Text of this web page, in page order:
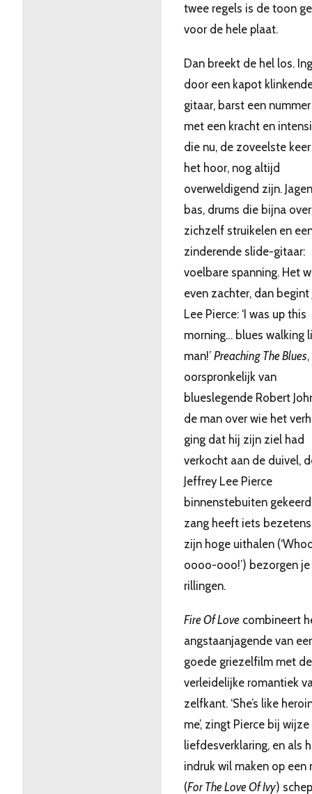
twee regels is de toon
voor de hele plaat.
Dan breekt de hel los.
door een kapot
gitaar, barst een
met een kracht en
die nu, de zoveelste
het hoor, nog altijd
overweldigend zijn.
bas, drums die bijna over
zichzelf struikelen en
zinderende slide-gitaar:
voelbare spanning. Het
even zachter, dan begint
Lee Pierce: ‘I was up this
morning… blues walking
man!’ Preaching The Blues,
oorspronkelijk van
blueslegende Robert
de man over wie het
ging dat hij zijn ziel had
verkocht aan de duivel,
Jeffrey Lee Pierce
binnenstebuiten
zang heeft iets
zijn hoge uithalen
oooo-ooo!’) bezorgen je
rillingen.
Fire Of Love combineert
angstaanjagende van
goede griezelfilm met de
verleidelijke romantiek
zelfkant. ‘She’s like
me’, zingt Pierce bij
liefdesverklaring, en als
indruk wil maken op een
(For The Love Of Ivy)